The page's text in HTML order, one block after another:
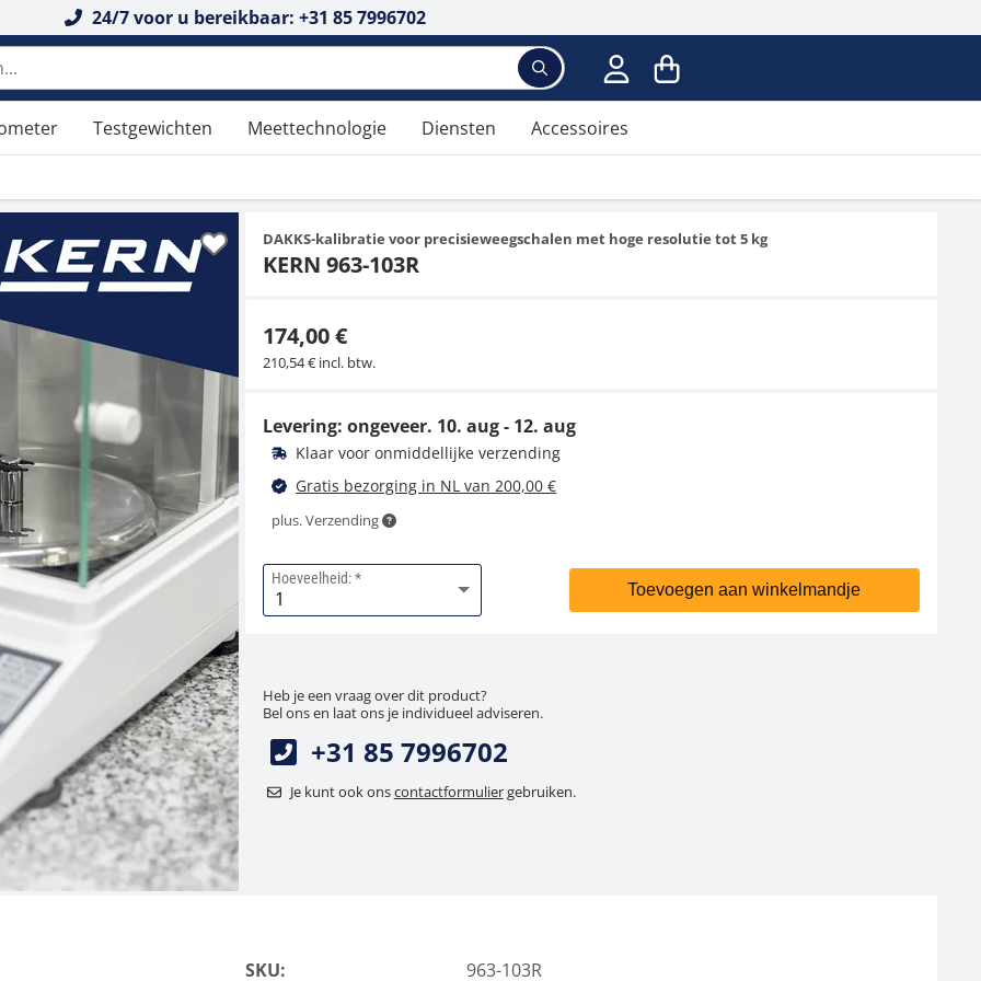
24/7 voor u bereikbaar: +31 85 7996702
Testgewichten Meettechnologie Diensten Accessoires
DAKKS-kalibratie voor precisieweegschalen met hoge resolutie tot 5 kg
KERN 963-103R
174,00 €
210,54 € incl. btw.
Levering: ongeveer. 10. aug - 12. aug
Klaar voor onmiddellijke verzending
Gratis bezorging in NL van 200,00 €
plus. Verzending
Hoeveelheid:
Toevoegen aan winkelmandje
Heb je een vraag over dit product?
Bel ons en laat ons je individueel adviseren.
+31 85 7996702
Je kunt ook onscontactformuliergebruiken.
SKU: 963-103R